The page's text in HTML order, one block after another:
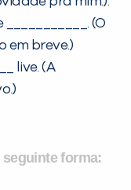
(O
em breve.)
live. (A
forma: